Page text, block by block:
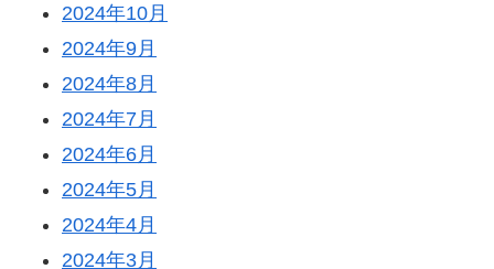
2024年10月
2024年9月
2024年8月
2024年7月
2024年6月
2024年5月
2024年4月
2024年3月